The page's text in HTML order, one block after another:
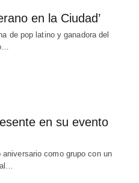
en la Ciudad’
de pop latino y ganadora del
en su evento
como grupo con un
al…